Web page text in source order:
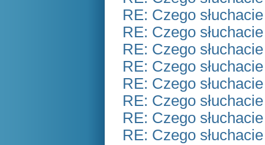
RE: Czego
RE: Czego
RE: Czego
RE: Czego
RE: Czego
RE: Czego
RE: Czego
RE: Czego